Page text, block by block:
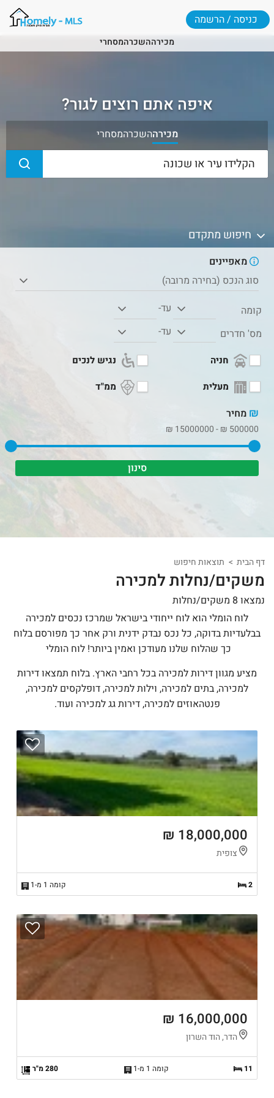
מכירההשכרהמסחרי
כניסה / הרשמה
איפה אתם רוצים לגור?
מכירההשכרהמסחרי
חיפוש מתקדם
מאפיינים
סוג הנכס (בחירה מרובה)
קומה
עד-
מס' חדרים
עד-
חניה
נגיש לנכים
מעלית
ממ"ד
₪ מחיר
500000
₪
-
15000000
₪
דף הבית תוצאות חיפוש
משקים/נחלות למכירה
נמצאו 8 משקים/נחלות
לוח הומלי הוא לוח ייחודי בישראל שמרכז נכסים למכירה
בבלעדיות בדוקה, כל נכס נבדק ידנית ורק אחר כך מפורסם בלוח
כך שהלוח שלנו מעודכן ואמין ביותר! לוח הומלי
מציע מגוון דירות למכירה בכל רחבי הארץ. בלוח תמצאו דירות
למכירה, בתים למכירה, וילות למכירה, דופלקסים למכירה,
פנטהאוזים למכירה, דירות גג למכירה ועוד.
18,000,000 ₪
צופית
2 קומה 1 מ-1
16,000,000 ₪
הדר, הוד השרון
11 קומה 1 מ-1 280 מ"ר